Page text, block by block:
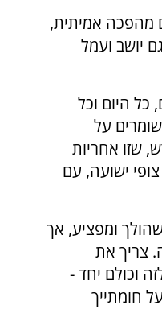
מהפכה אמיתית,
יושב ועמל
היום וכל
על
שזו אחריות
ישועה, עם
ומפציע, אך
צריך את
וכולם יחד -
חומתייך